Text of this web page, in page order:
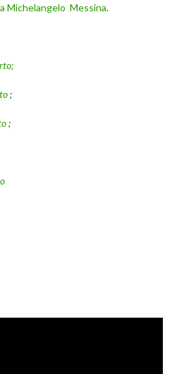
Michelangelo Messina.
;
;